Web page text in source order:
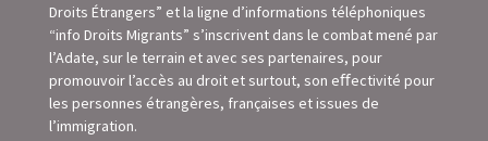
Droits Étrangers” et la ligne d’informations téléphoniques
“info Droits Migrants” s’inscrivent dans le combat mené par
l’Adate, sur le terrain et avec ses partenaires, pour
promouvoir l’accès au droit et surtout, son eﬀectivité pour
les personnes étrangères, françaises et issues de
l’immigration.